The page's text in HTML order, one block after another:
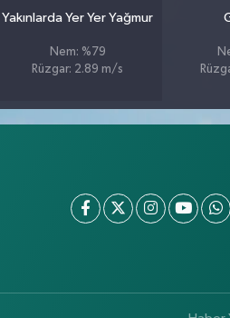
Yakınlarda Yer Yer Yağmur
Nem: %79
Rüzgar: 2.89 m/s